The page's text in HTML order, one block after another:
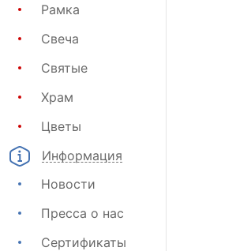
Рамка
Свеча
Святые
Храм
Цветы
Информация
Новости
Пресса о нас
Сертификаты